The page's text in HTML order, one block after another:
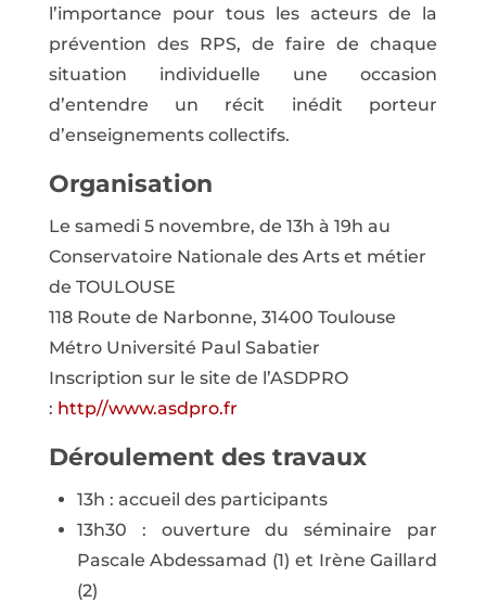
l’importance pour tous les acteurs de la
prévention des RPS, de faire de chaque
situation individuelle une occasion
d’entendre un récit inédit porteur
d’enseignements collectifs.
Organisation
Le samedi 5 novembre, de 13h à 19h au
Conservatoire Nationale des Arts et métier
de TOULOUSE
118 Route de Narbonne, 31400 Toulouse
Métro Université Paul Sabatier
Inscription sur le site de l’ASDPRO
: http//www.asdpro.fr
Déroulement des travaux
13h : accueil des participants
13h30 : ouverture du séminaire par
Pascale Abdessamad (1) et Irène Gaillard
(2)